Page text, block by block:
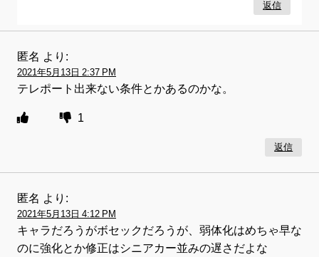
返信
匿名 より:
2021年5月13日 2:37 PM
テレポート出来ない条件とかあるのかな。
1
返信
匿名 より:
2021年5月13日 4:12 PM
キャラだろうがボセックだろうが、弱体化はめちゃ早な
のに強化とか修正はシニアカー並みの遅さだよな